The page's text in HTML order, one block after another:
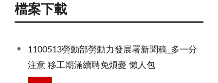
檔案下載
1100513勞動部勞動力發展署新聞稿_多一分
注意 移工期滿續聘免煩憂 懶人包